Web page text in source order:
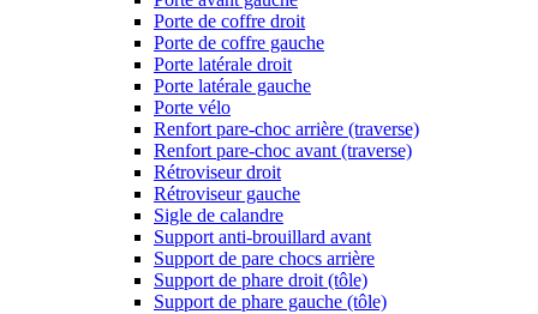
Porte de coffre droit
Porte de coffre gauche
Porte latérale droit
Porte latérale gauche
Porte vélo
Renfort pare-choc arrière (traverse)
Renfort pare-choc avant (traverse)
Rétroviseur droit
Rétroviseur gauche
Sigle de calandre
Support anti-brouillard avant
Support de pare chocs arrière
Support de phare droit (tôle)
Support de phare gauche (tôle)